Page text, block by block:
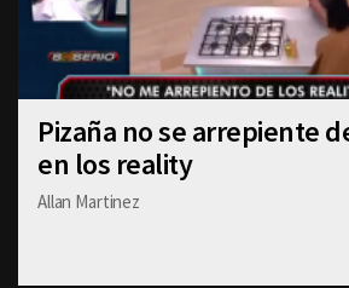
Pizaña no se arrepiente
en los reality
Allan Martinez